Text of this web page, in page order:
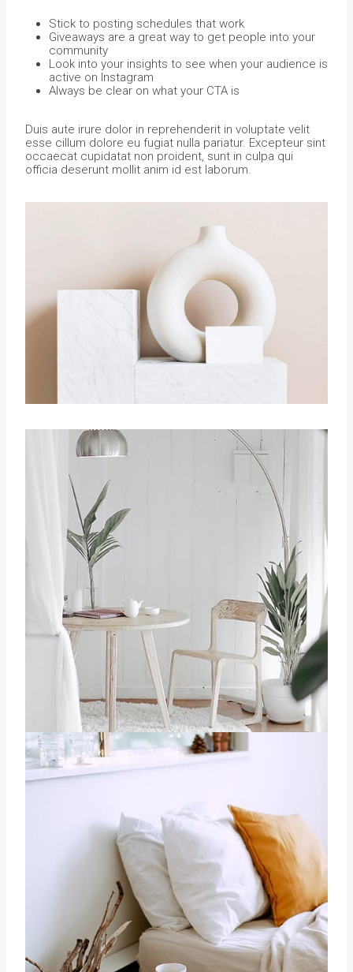
Stick to posting schedules that work
Giveaways are a great way to get people into your
community
Look into your insights to see when your audience is
active on Instagram
Always be clear on what your CTA is
Duis aute irure dolor in reprehenderit in voluptate velit
esse cillum dolore eu fugiat nulla pariatur. Excepteur sint
occaecat cupidatat non proident, sunt in culpa qui
officia deserunt mollit anim id est laborum.